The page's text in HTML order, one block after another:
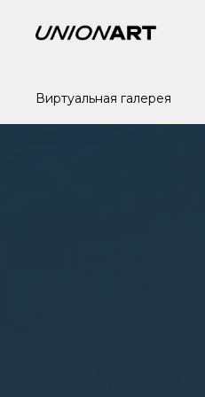
Виртуальная галерея
Виртуальная галерея